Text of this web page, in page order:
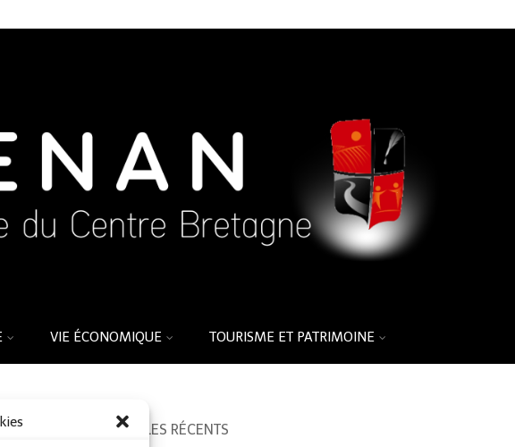
VIE ÉCONOMIQUE TOURISME ET PATRIMOINE
ARTICLES RÉCENTS